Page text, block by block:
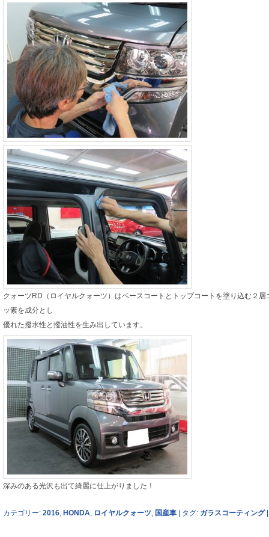
クォーツRD（ロイヤルクォーツ）はベースコートとトップコートを塗り込む２
ッ素を成分とし
優れた撥水性と撥油性を生み出しています。
深みのある光沢も出て綺麗に仕上がりました！
カテゴリー: 2016, HONDA, ロイヤルクォーツ, 国産車 タグ: ガラスコーティング